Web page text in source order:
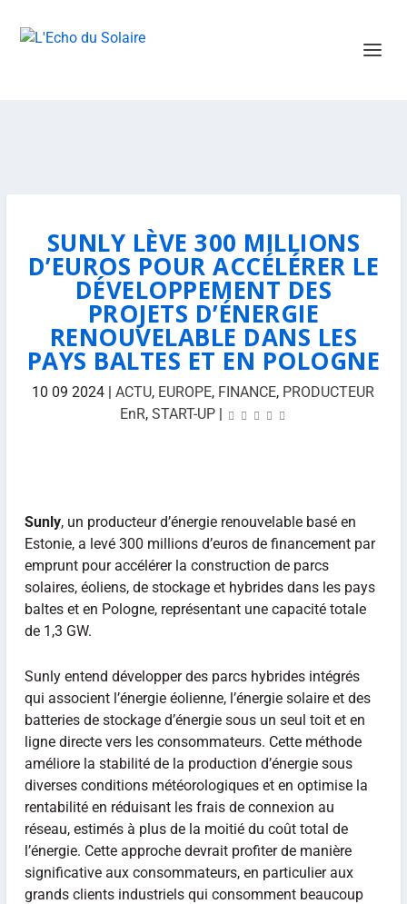
SUNLY LÈVE 300 MILLIONS
D’EUROS POUR ACCÉLÉRER LE
DÉVELOPPEMENT DES
PROJETS D’ÉNERGIE
RENOUVELABLE DANS LES
PAYS BALTES ET EN POLOGNE
10 09 2024 |ACTU, EUROPE, FINANCE, PRODUCTEUR
EnR,START-UP |
Sunly, un producteur d’énergie renouvelable basé en
Estonie, a levé 300 millions d’euros de financement par
emprunt pour accélérer la construction de parcs
solaires, éoliens, de stockage et hybrides dans les pays
baltes et en Pologne, représentant une capacité totale
de 1,3 GW.
Sunly entend développer des parcs hybrides intégrés
qui associent l’énergie éolienne, l’énergie solaire et des
batteries de stockage d’énergie sous un seul toit et en
ligne directe vers les consommateurs. Cette méthode
améliore la stabilité de la production d’énergie sous
diverses conditions météorologiques et en optimise la
rentabilité en réduisant les frais de connexion au
réseau, estimés à plus de la moitié du coût total de
l’énergie. Cette approche devrait profiter de manière
significative aux consommateurs, en particulier aux
grands clients industriels qui consomment beaucoup